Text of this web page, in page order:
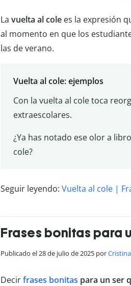
La vuelta al cole es la expresión
al momento en que los
las de verano.
Vuelta al cole: ejemplos
Con la vuelta al cole toca
extraescolares.
¿Ya has notado ese olor a
cole?
Seguir leyendo: Vuelta al cole |
Frases bonitas para
Publicado el 28 de julio de 2025 por
Decirfrases bonitas para un ser